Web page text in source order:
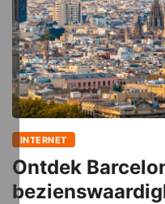
INTERNET
Ontdek